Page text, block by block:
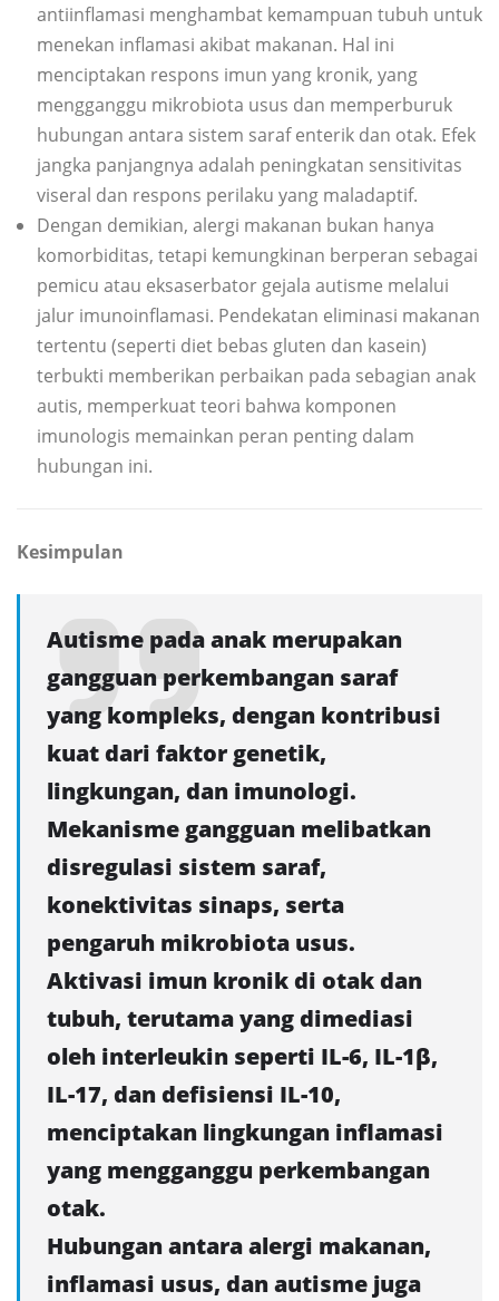
antiinflamasi menghambat kemampuan tubuh untuk
menekan inflamasi akibat makanan. Hal ini
menciptakan respons imun yang kronik, yang
mengganggu mikrobiota usus dan memperburuk
hubungan antara sistem saraf enterik dan otak. Efek
jangka panjangnya adalah peningkatan sensitivitas
viseral dan respons perilaku yang maladaptif.
Dengan demikian, alergi makanan bukan hanya
komorbiditas, tetapi kemungkinan berperan sebagai
pemicu atau eksaserbator gejala autisme melalui
jalur imunoinflamasi. Pendekatan eliminasi makanan
tertentu (seperti diet bebas gluten dan kasein)
terbukti memberikan perbaikan pada sebagian anak
autis, memperkuat teori bahwa komponen
imunologis memainkan peran penting dalam
hubungan ini.
Kesimpulan
Autisme pada anak merupakan
gangguan perkembangan saraf
yang kompleks, dengan kontribusi
kuat dari faktor genetik,
lingkungan, dan imunologi.
Mekanisme gangguan melibatkan
disregulasi sistem saraf,
konektivitas sinaps, serta
pengaruh mikrobiota usus.
Aktivasi imun kronik di otak dan
tubuh, terutama yang dimediasi
oleh interleukin seperti IL-6, IL-1β,
IL-17, dan defisiensi IL-10,
menciptakan lingkungan inflamasi
yang mengganggu perkembangan
otak.
Hubungan antara alergi makanan,
inflamasi usus, dan autisme juga